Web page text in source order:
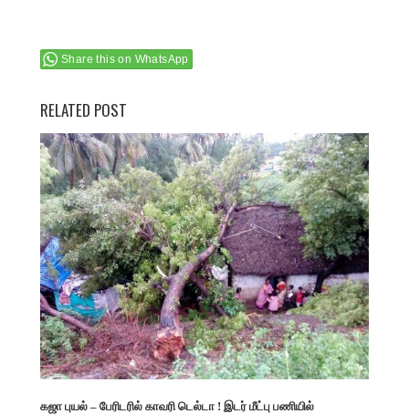
Share this on WhatsApp
RELATED POST
கஜா புயல் – பேரிடரில் காவரி டெல்டா ! இடர் மீட்பு பணியில்